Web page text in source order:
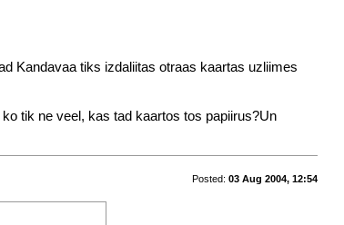
Kandavaa tiks izdaliitas otraas kaartas uzliimes
tik ne veel, kas tad kaartos tos papiirus?Un
Posted: 03 Aug 2004, 12:54